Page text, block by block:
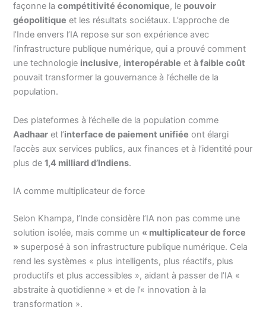
façonne lacompétitivité économique, le pouvoir
géopolitique et les résultats sociétaux. L’approche de
l’Inde envers l’IA repose sur son expérience avec
l’infrastructure publique numérique, qui a prouvé comment
une technologie inclusive, interopérable età faible coût
pouvait transformer la gouvernance à l’échelle de la
population.
Des plateformes à l’échelle de la population comme
Aadhaar et l’interface de paiement unifiée ont élargi
l’accès aux services publics, aux finances et à l’identité pour
plus de1,4 milliard d’Indiens.
IA comme multiplicateur de force
Selon Khampa, l’Inde considère l’IA non pas comme une
solution isolée, mais comme un « multiplicateur de force
» superposé à son infrastructure publique numérique. Cela
rend les systèmes « plus intelligents, plus réactifs, plus
productifs et plus accessibles », aidant à passer de l’IA «
abstraite à quotidienne » et de l’« innovation à la
transformation ».